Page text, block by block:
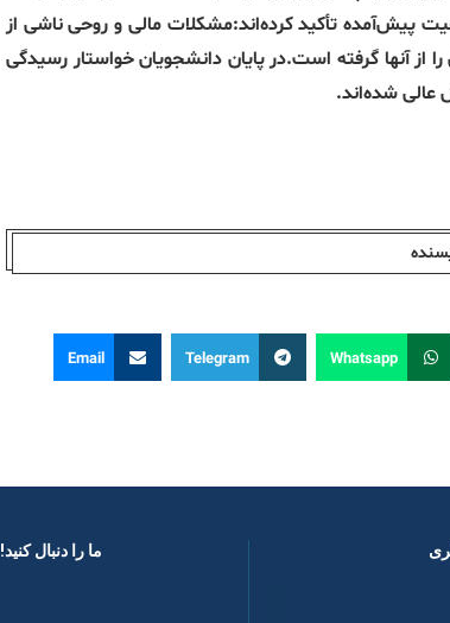
پیش‌آمده تأکید کرده‌اند:مشکلات مالی و روحی ناشی از
از آنها گرفته است.در پایان دانشجویان خواستار رسیدگی
عالی شده‌اند.
Whatsapp
Telegram
Email
ما را دنبال کنید! ​